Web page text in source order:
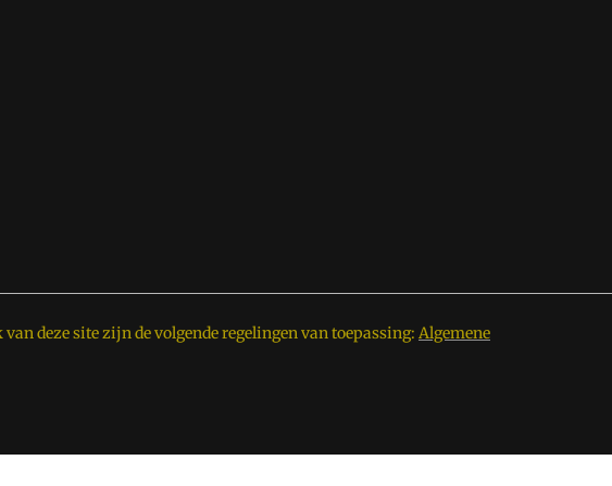
deze site zijn de volgende regelingen van toepassing: Algemene